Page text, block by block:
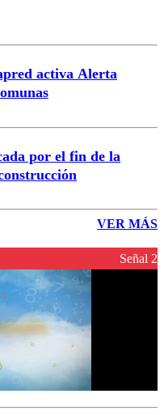
activa Alerta
por el fin de la
VER MÁS
Señal 2